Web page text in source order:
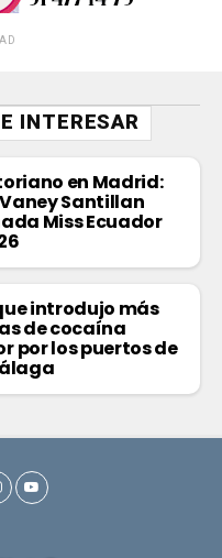
INTERESAR
en Madrid:
Santillan
Miss Ecuador
introdujo más
de cocaína
por los puertos de